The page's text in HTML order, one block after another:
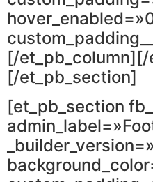
[/
[/et_pb_section]
[et_pb_section